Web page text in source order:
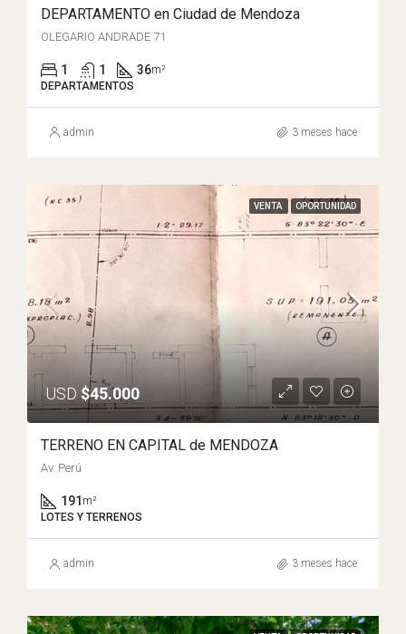
DEPARTAMENTO en Ciudad de Mendoza
OLEGARIO ANDRADE 71
1 1 36m²
DEPARTAMENTOS
admin 3 meses hace
VENTA OPORTUNIDAD
USD $45.000
TERRENO EN CAPITAL de MENDOZA
Av. Perú
191 m²
LOTES Y TERRENOS
admin 3 meses hace